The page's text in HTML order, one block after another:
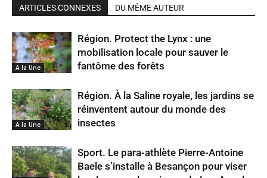
ARTICLES CONNEXES DU MÊME AUTEUR
A la Une
Région. Protect the Lynx : une
mobilisation locale pour sauver le
fantôme des forêts
A la Une
Région. À la Saline royale, les jardins se
réinventent autour du monde des
insectes
Sport. Le para-athlète Pierre-Antoine
Baele s’installe à Besançon pour viser